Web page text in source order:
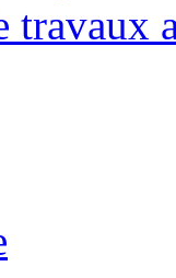
travaux